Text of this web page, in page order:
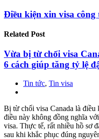
Điều kiện xin visa công
Related Post
Vừa bị từ chối visa
6 cách giúp tăng tỷ lệ
Tin tức, Tin visa
Bị từ chối visa Canada là
điều này không đồng nghĩa
visa. Thực tế, rất nhiều hồ sơ
sau khi khắc phục đúng